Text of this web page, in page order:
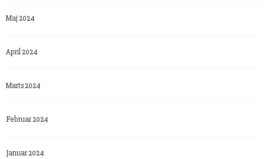
Maj 2024
April 2024
Marts 2024
Februar 2024
Januar 2024